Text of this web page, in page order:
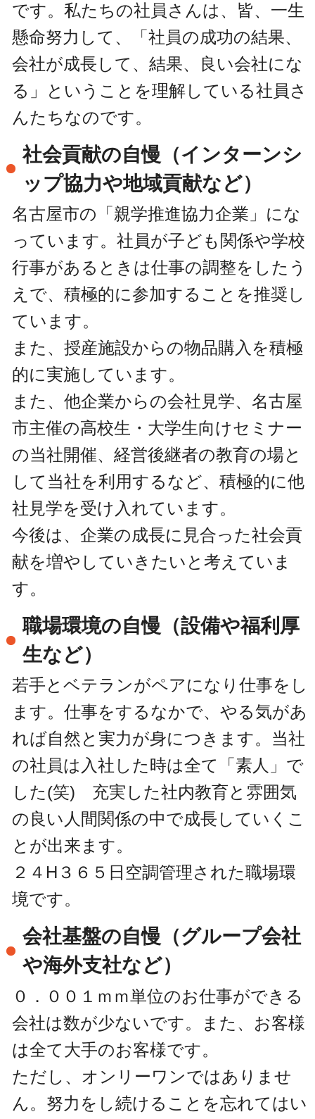
です。私たちの社員さんは、皆、一生
懸命努力して、「社員の成功の結果、
会社が成長して、結果、良い会社にな
る」ということを理解している社員さ
んたちなのです。
社会貢献の自慢（インターンシ
ップ協力や地域貢献など）
名古屋市の「親学推進協力企業」にな
っています。社員が子ども関係や学校
行事があるときは仕事の調整をしたう
えで、積極的に参加することを推奨し
ています。
また、授産施設からの物品購入を積極
的に実施しています。
また、他企業からの会社見学、名古屋
市主催の高校生・大学生向けセミナー
の当社開催、経営後継者の教育の場と
して当社を利用するなど、積極的に他
社見学を受け入れています。
今後は、企業の成長に見合った社会貢
献を増やしていきたいと考えていま
す。
職場環境の自慢（設備や福利厚
生など）
若手とベテランがペアになり仕事をし
ます。仕事をするなかで、やる気があ
れば自然と実力が身につきます。当社
の社員は入社した時は全て「素人」で
した(笑) 充実した社内教育と雰囲気
の良い人間関係の中で成長していくこ
とが出来ます。
２４H３６５日空調管理された職場環
境です。
会社基盤の自慢（グループ会社
や海外支社など）
０．００１ｍｍ単位のお仕事ができる
会社は数が少ないです。また、お客様
は全て大手のお客様です。
ただし、オンリーワンではありませ
ん。努力をし続けることを忘れてはい